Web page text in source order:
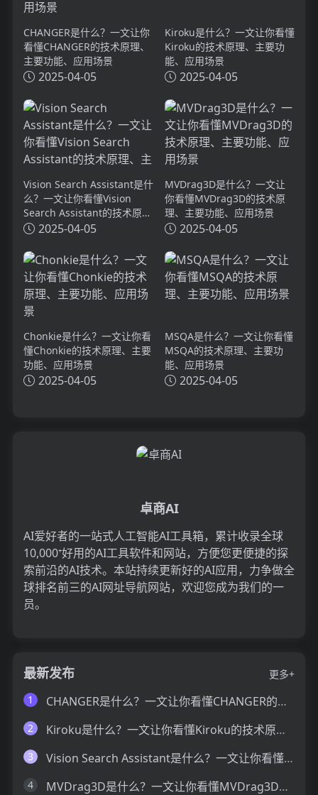
CHANGER是什么？一文让你
看懂CHANGER的技术原理、
主要功能、应用场景
2025-04-05
Kiroku是什么？一文让你看懂
Kiroku的技术原理、主要功
能、应用场景
2025-04-05
Vision Search Assistant是什
么？一文让你看懂Vision
Search Assistant的技术原
理、主要功能、应用场景
2025-04-05
MVDrag3D是什么？一文让
你看懂MVDrag3D的技术原
理、主要功能、应用场景
2025-04-05
Chonkie是什么？一文让你看
懂Chonkie的技术原理、主要
功能、应用场景
2025-04-05
MSQA是什么？一文让你看懂
MSQA的技术原理、主要功
能、应用场景
2025-04-05
卓商AI
AI爱好者的一站式人工智能AI工具箱，累计收录全球
10,000⁺好用的AI工具软件和网站，方便您更便捷的探
索前沿的AI技术。本站持续更新好的AI应用，力争做全
球排名前三的AI网址导航网站，欢迎您成为我们的一
员。
最新发布
更多+
1
CHANGER是什么？一文让你看懂CHANGER的技术原理、主要功能、应用场景
2 Kiroku是什么？一文让你看懂Kiroku的技术原理、主要功能、应用场景
3 Vision Search Assistant是什么？一文让你看懂Vision Search Assistant的技术原理、主要功能、应用场景
4 MVDrag3D是什么？一文让你看懂MVDrag3D的技术原理、主要功能、应用场景